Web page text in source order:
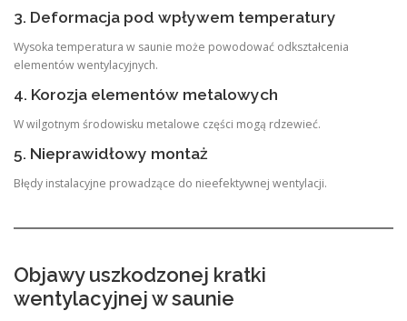
3. Deformacja pod wpływem temperatury
Wysoka temperatura w saunie może powodować odkształcenia
elementów wentylacyjnych.
4. Korozja elementów metalowych
W wilgotnym środowisku metalowe części mogą rdzewieć.
5. Nieprawidłowy montaż
Błędy instalacyjne prowadzące do nieefektywnej wentylacji.
Objawy uszkodzonej kratki
wentylacyjnej w saunie